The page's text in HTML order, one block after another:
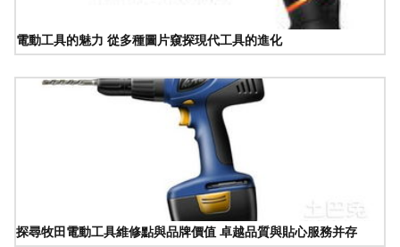
電動工具的魅力 從多種圖片窺探現代工具的進化
探尋牧田電動工具維修點與品牌價值 卓越品質與貼心服務并存